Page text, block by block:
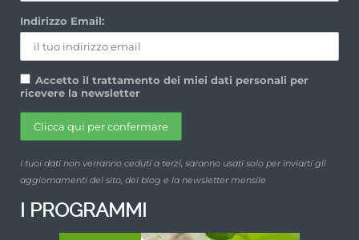
Indirizzo Email:
Accetto il trattamento dei miei dati personali per
ricevere la newsletter
I tuoi dati non verranno ceduti a terzi, saranno usati solo per inviarti gli
aggiornamenti del sito, del blog e la newsletter mensile
I PROGRAMMI